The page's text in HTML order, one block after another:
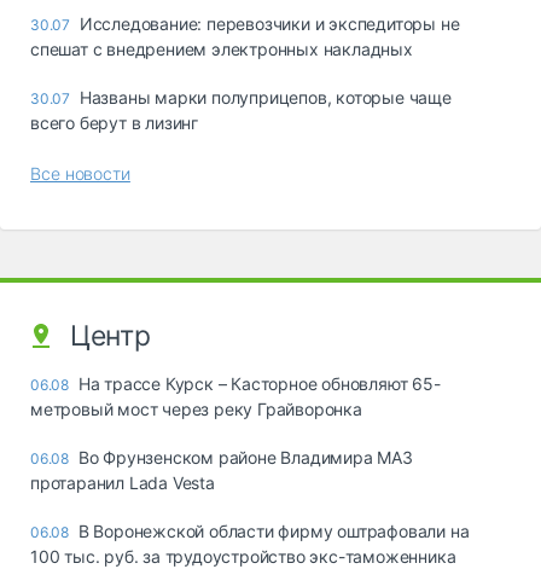
30.07
Исследование: перевозчики и экспедиторы не
спешат с внедрением электронных накладных
30.07
Названы марки полуприцепов, которые чаще
всего берут в лизинг
Все новости
Центр
06.08 На трассе Курск – Касторное обновляют 65-
метровый мост через реку Грайворонка
06.08 Во Фрунзенском районе Владимира МАЗ
протаранил Lada Vesta
06.08 В Воронежской области фирму оштрафовали на
100 тыс. руб. за трудоустройство экс-таможенника